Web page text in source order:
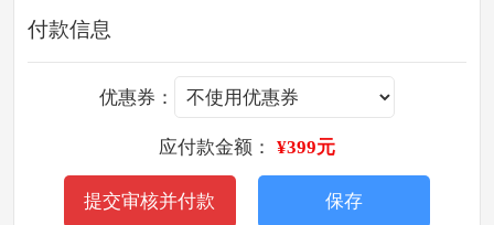
付款信息
优惠券：
应付款金额： ¥399元
提交审核并付款 保存